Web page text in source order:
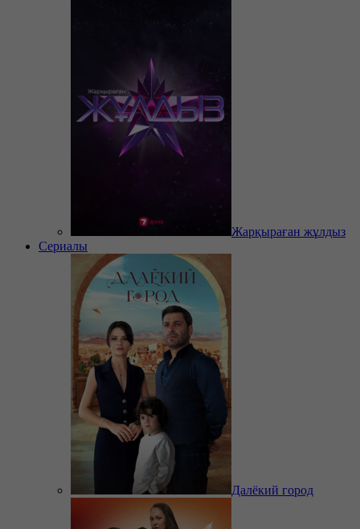
Жарқыраған жұлдыз
Сериалы
Далёкий город